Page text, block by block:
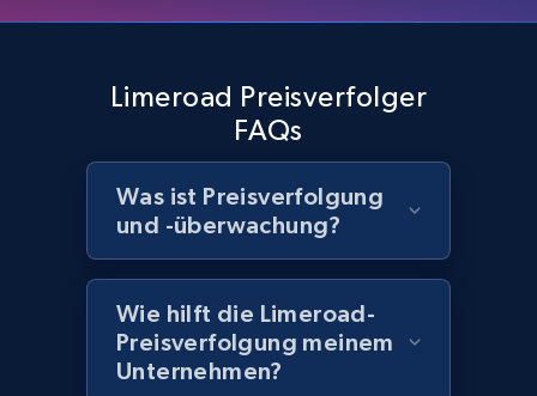
specified UPC
URL, Domain, Country code, Model number,
Sku, Product id, Product name, Manufacturer,
and more.
2.1K+ 355+ Jetzt anfangen
Home Depot US - Discovery products by
Limeroad Preisverfolger
FAQs
Was ist Preisverfolgung
und -überwachung?
Wie hilft die Limeroad-
Preisverfolgung meinem
Unternehmen?